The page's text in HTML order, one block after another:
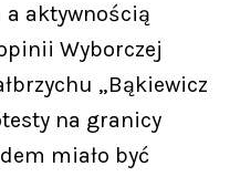
aktywnością
Wyborczej
„Bąkiewicz
na granicy
miało być